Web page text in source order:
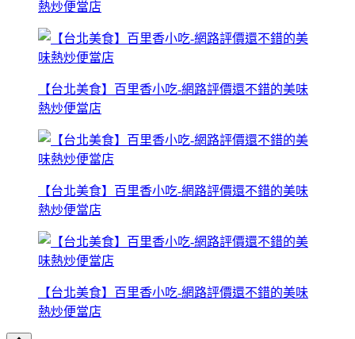
熱炒便當店
【台北美食】百里香小吃-網路評價還不錯的美味
熱炒便當店
【台北美食】百里香小吃-網路評價還不錯的美味
熱炒便當店
【台北美食】百里香小吃-網路評價還不錯的美味
熱炒便當店